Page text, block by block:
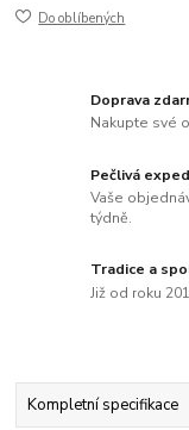
Do oblíbených
Doprava
Nakupte své
Pečlivá
Vaše
týdně.
Tradice a
Již od roku
Kompletní specifikace